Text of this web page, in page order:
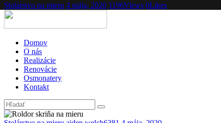
Stolárstvo na mieru 4 mája, 2020 1196Views 0Likes
Domov
O nás
Realizácie
Renovácie
Osmonatery
Kontakt